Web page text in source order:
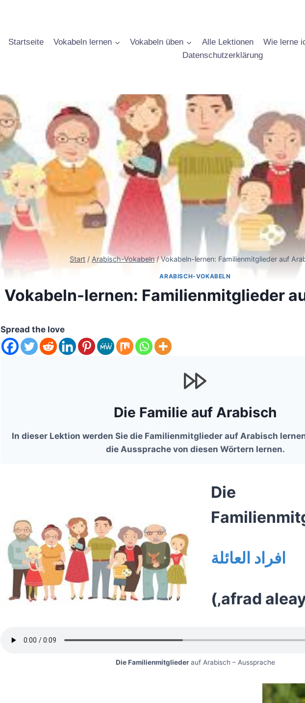
Startseite Vokabeln lernen Vokabeln üben Alle Lektionen
Wie lerne
Datenschutzerklärung
Start / Arabisch-Vokabeln / Vokabeln-lernen: Familienmitglieder auf
ARABISCH-VOKABELN
Vokabeln-lernen: Familienmitglieder
Spread the love
Die Familie auf Arabisch
In dieser Lektion werden Sie die Familienmitglieder auf Arabisch
die Aussprache von diesen Wörtern lernen.
Die
افراد العائلة
(‚afrad
Die Familienmitgliederauf Arabisch – Aussprache